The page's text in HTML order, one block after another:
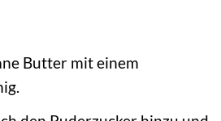
Butter mit einem